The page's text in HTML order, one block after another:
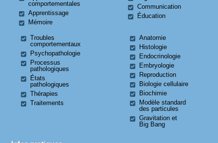
comportementales
Apprentissage
Mémoire
Communication
Éducation
Troubles
comportementaux
Psychopathologie
Processus
pathologiques
États
pathologiques
Thérapies
Traitements
Anatomie
Histologie
Endocrinologie
Embryologie
Reproduction
Biologie cellulaire
Biochimie
Modèle standard
des particules
Gravitation et
Big Bang